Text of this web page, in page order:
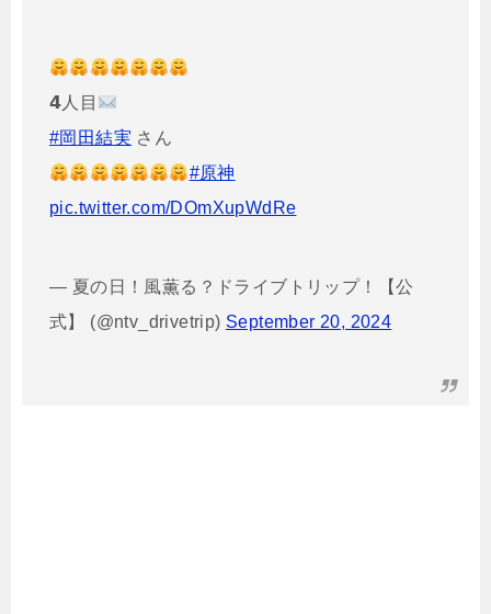
𝟰人目
#岡田結実 さん
#原神
pic.twitter.com/DOmXupWdRe
— 夏の日！風薫る？ドライブトリップ！【公
式】 (@ntv_drivetrip) September 20, 2024